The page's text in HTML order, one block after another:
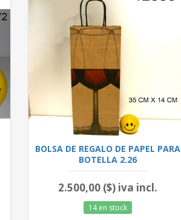
BOLSA DE REGALO DE PAPEL PARA
BOTELLA 2.26
2.500,00 ($) iva incl.
14 en stock